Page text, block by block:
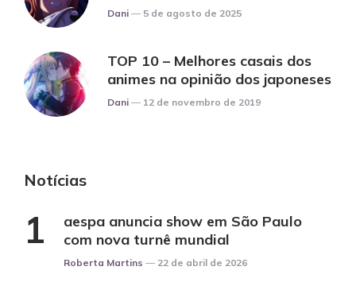
Posted
Dani 5 de agosto de 2025
TOP 10 – Melhores casais dos
animes na opinião dos japoneses
Posted
Dani 12 de novembro de 2019
Notícias
aespa anuncia show em São Paulo
com nova turnê mundial
Posted
Roberta Martins 22 de abril de 2026